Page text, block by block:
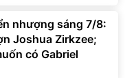
nhượng sáng 7/8:
Joshua Zirkzee;
có Gabriel